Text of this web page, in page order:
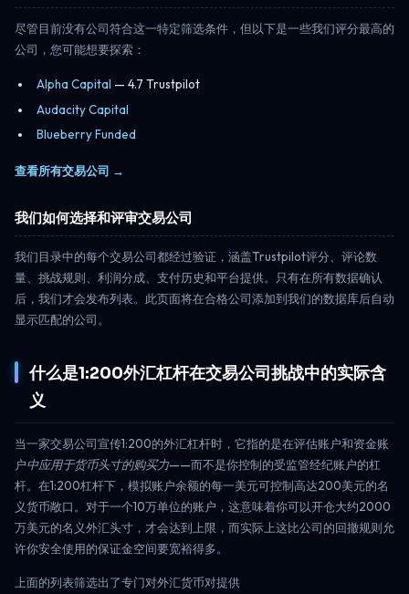
尽管目前没有公司符合这一特定筛选条件，但以下是一些我们评分最高的
公司，您可能想要探索：
Alpha Capital — 4.7 Trustpilot
Audacity Capital
Blueberry Funded
查看所有交易公司 →
我们如何选择和评审交易公司
我们目录中的每个交易公司都经过验证，涵盖Trustpilot评分、评论数
量、挑战规则、利润分成、支付历史和平台提供。只有在所有数据确认
后，我们才会发布列表。此页面将在合格公司添加到我们的数据库后自动
显示匹配的公司。
什么是1:200外汇杠杆在交易公司挑战中的实际含
义
当一家交易公司宣传1:200的外汇杠杆时，它指的是在评估账户和资金账
户中应用于货币头寸的购买力——而不是你控制的受监管经纪账户的杠
杆。在1:200杠杆下，模拟账户余额的每一美元可控制高达200美元的名
义货币敞口。对于一个10万单位的账户，这意味着你可以开仓大约2000
万美元的名义外汇头寸，才会达到上限，而实际上这比公司的回撤规则允
许你安全使用的保证金空间要宽裕得多。
上面的列表筛选出了专门对外汇货币对提供